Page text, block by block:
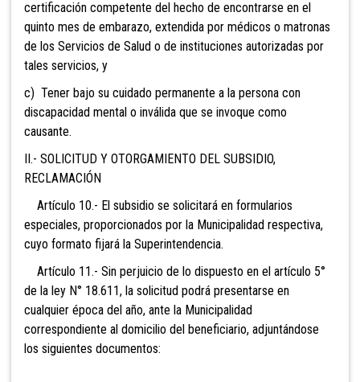
certificación competente del hecho de encontrarse en el
quinto mes de embarazo, extendida por médicos o matronas
de los Servicios de Salud o de instituciones autorizadas por
tales servicios, y
c) Tener bajo su cuidado permanente a la persona con
discapacidad mental o inválida que se invoque como
causante.
II.- SOLICITUD Y OTORGAMIENTO DEL SUBSIDIO,
RECLAMACIÓN
Artículo 10.- El subsidio se solicitará en formularios
especiales, proporcionados por la Municipalidad respectiva,
cuyo formato fijará la Superintendencia.
Artículo 11.- Sin perjuicio de lo dispuesto en el artículo 5°
de la ley N° 18.611, la solicitud podrá presentarse en
cualquier época del año, ante la Municipalidad
correspondiente al domicilio del beneficiario, adjuntándose
los siguientes documentos: